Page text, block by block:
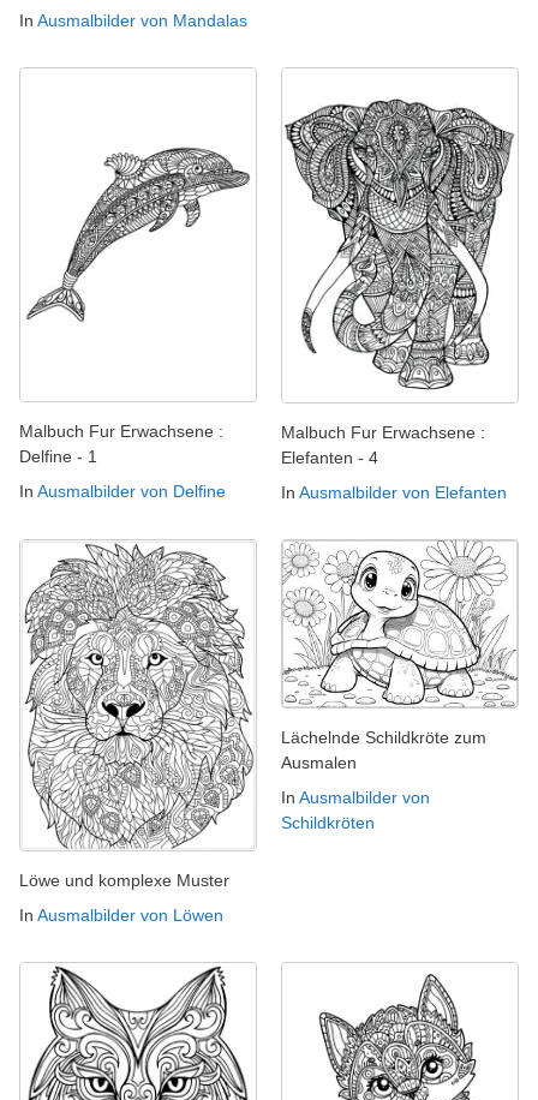
In Ausmalbilder von Mandalas
Malbuch Fur Erwachsene :
Delfine - 1
In Ausmalbilder von Delfine
Malbuch Fur Erwachsene :
Elefanten - 4
In Ausmalbilder von Elefanten
Löwe und komplexe Muster
In Ausmalbilder von Löwen
Lächelnde Schildkröte zum
Ausmalen
In Ausmalbilder von
Schildkröten